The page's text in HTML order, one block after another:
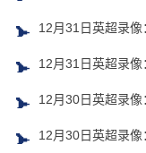
12月31日英超录
12月31日英超录
12月30日英超录
12月30日英超录像